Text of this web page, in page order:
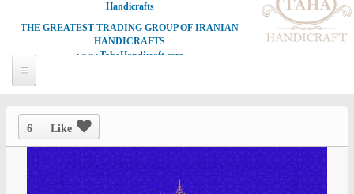
Handicrafts
THE GREATEST TRADING GROUP OF IRANIAN
HANDICRAFTS
www.TahaHandicraft.com
6 Like